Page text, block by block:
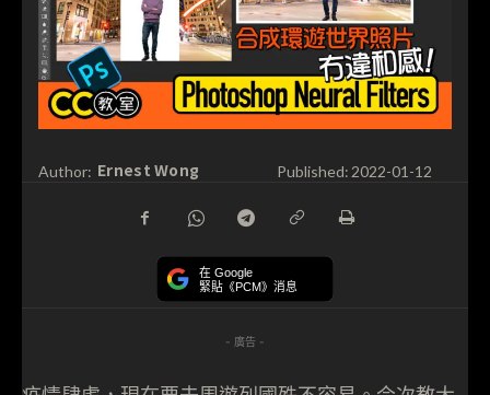
Author: Ernest Wong Published: 2022-01-12
在 Google
緊貼《PCM》消息
- 廣告 -